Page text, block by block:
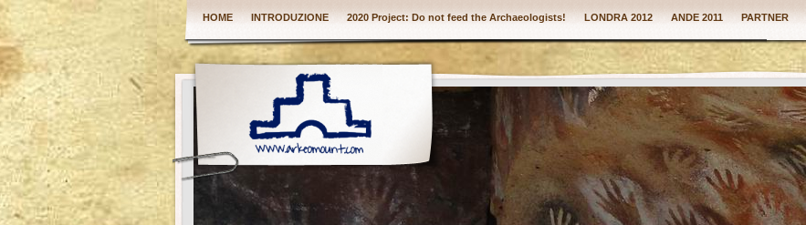
HOME INTRODUZIONE 2020 Project: Do not feed the Archaeologists! LONDRA 2012 ANDE 2011 PARTNER